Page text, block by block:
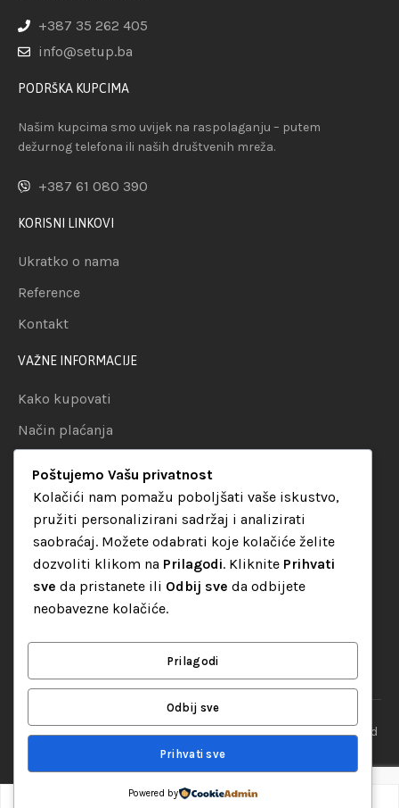
+387 35 262 405
info@setup.ba
PODRŠKA KUPCIMA
Našim kupcima smo uvijek na raspolaganju – putem
dežurnog telefona ili naših društvenih mreža.
+387 61 080 390
KORISNI LINKOVI
Ukratko o nama
Reference
Kontakt
VAŽNE INFORMACIJE
Kako kupovati
Način plaćanja
Politika privatnosti
KATEGORIJE
Audio oprema
LED dekorativna rasvjeta
“Set Up S” d.o.o. Tuzla, sva prava pridržana© 2026 || Designed
Poštujemo Vašu privatnost
Kolačići nam pomažu poboljšati vaše iskustvo,
pružiti personalizirani sadržaj i analizirati
saobraćaj. Možete odabrati koje kolačiće želite
dozvoliti klikom na Prilagodi. Kliknite Prihvati
sve da pristanete ili Odbij sve da odbijete
neobavezne kolačiće.
Prilagodi
Odbij sve
Prihvati sve
Powered by